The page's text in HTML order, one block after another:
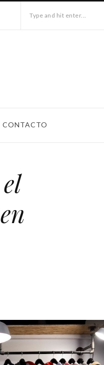
Type and hit enter...
CONTACTO